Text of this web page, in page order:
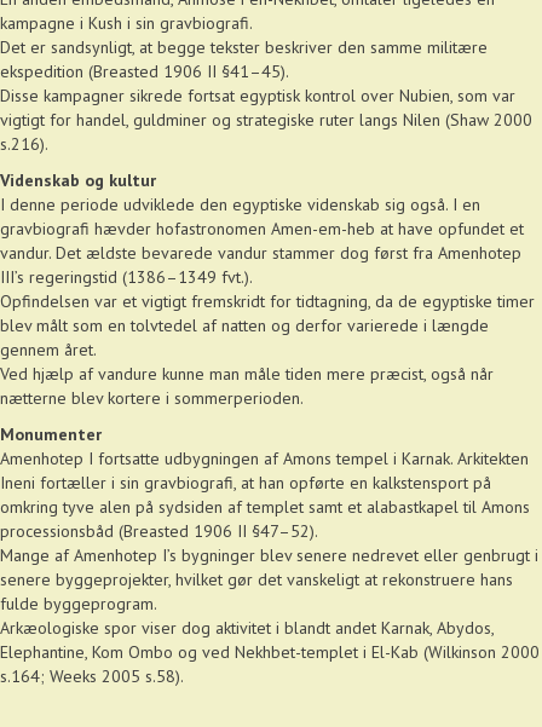
kampagne i Kush i sin gravbiografi.
Det er sandsynligt, at begge tekster beskriver den samme militære
ekspedition (Breasted 1906 II §41–45).
Disse kampagner sikrede fortsat egyptisk kontrol over Nubien, som var
vigtigt for handel, guldminer og strategiske ruter langs Nilen (Shaw 2000
s.216).
Videnskab og kultur
I denne periode udviklede den egyptiske videnskab sig også. I en
gravbiografi hævder hofastronomen Amen-em-heb at have opfundet et
vandur. Det ældste bevarede vandur stammer dog først fra Amenhotep
III’s regeringstid (1386–1349 fvt.).
Opfindelsen var et vigtigt fremskridt for tidtagning, da de egyptiske timer
blev målt som en tolvtedel af natten og derfor varierede i længde
gennem året.
Ved hjælp af vandure kunne man måle tiden mere præcist, også når
nætterne blev kortere i sommerperioden.
Monumenter
Amenhotep I fortsatte udbygningen af Amons tempel i Karnak. Arkitekten
Ineni fortæller i sin gravbiografi, at han opførte en kalkstensport på
omkring tyve alen på sydsiden af templet samt et alabastkapel til Amons
processionsbåd (Breasted 1906 II §47–52).
Mange af Amenhotep I’s bygninger blev senere nedrevet eller genbrugt i
senere byggeprojekter, hvilket gør det vanskeligt at rekonstruere hans
fulde byggeprogram.
Arkæologiske spor viser dog aktivitet i blandt andet Karnak, Abydos,
Elephantine, Kom Ombo og ved Nekhbet-templet i El-Kab (Wilkinson 2000
s.164; Weeks 2005 s.58).